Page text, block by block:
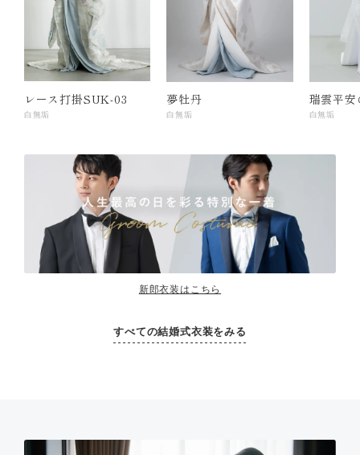
レース打掛SUK-03
白無垢
夢牡丹
白無垢
瑞雲平安
白無垢
新郎衣装はこちら
すべての結婚式衣装をみる